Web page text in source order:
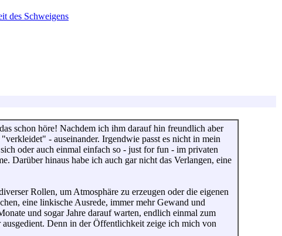
des Schweigens
schon höre! Nachdem ich ihm darauf hin freundlich aber
- auseinander. Irgendwie passt es nicht in mein
oder auch einmal einfach so - just for fun - im privaten
Darüber hinaus habe ich auch gar nicht das Verlangen, eine
Rollen, um Atmosphäre zu erzeugen oder die eigenen
eine linkische Ausrede, immer mehr Gewand und
und sogar Jahre darauf warten, endlich einmal zum
Denn in der Öffentlichkeit zeige ich mich von